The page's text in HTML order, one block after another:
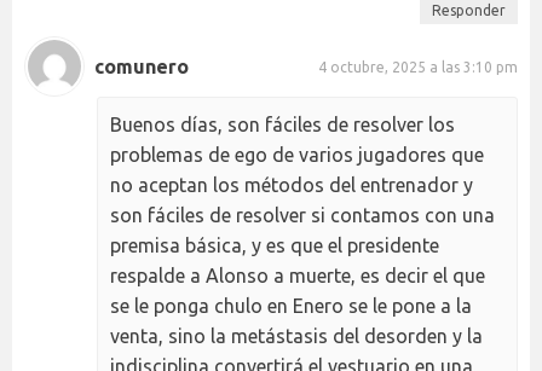
Responder
comunero 4 octubre, 2025 a las 3:10 pm
Buenos días, son fáciles de resolver los
problemas de ego de varios jugadores que
no aceptan los métodos del entrenador y
son fáciles de resolver si contamos con una
premisa básica, y es que el presidente
respalde a Alonso a muerte, es decir el que
se le ponga chulo en Enero se le pone a la
venta, sino la metástasis del desorden y la
indisciplina convertirá el vestuario en una